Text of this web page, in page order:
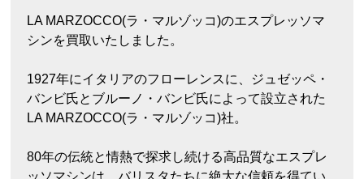
LA MARZOCCO(ラ・マルゾッコ)のエスプレッソマ
シンを買取いたしました。
1927年にイタリアのフローレンスに、ジュゼッペ・
バンビ氏とブルーノ・バンビ氏によって設立された
LA MARZOCCO(ラ・マルゾッコ)社。
80年の伝統と情熱で探求し続ける高品質なエスプレ
ッソマシンは、バリスタたちに絶大な信頼を得てい